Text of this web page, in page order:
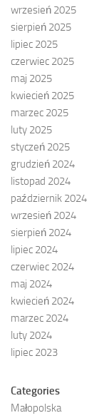
wrzesień 2025
sierpień 2025
lipiec 2025
czerwiec 2025
maj 2025
kwiecień 2025
marzec 2025
luty 2025
styczeń 2025
grudzień 2024
listopad 2024
październik 2024
wrzesień 2024
sierpień 2024
lipiec 2024
czerwiec 2024
maj 2024
kwiecień 2024
marzec 2024
luty 2024
lipiec 2023
Categories
Małopolska